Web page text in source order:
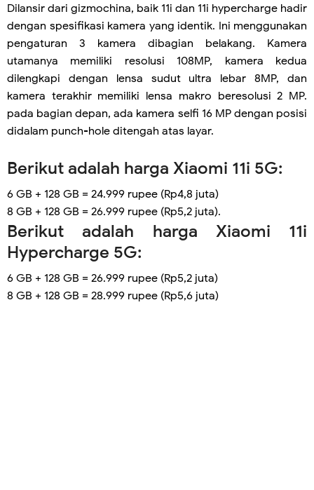
Dilansir dari gizmochina, baik 11i dan 11i hypercharge hadir
dengan spesifikasi kamera yang identik. Ini menggunakan
pengaturan 3 kamera dibagian belakang. Kamera
utamanya memiliki resolusi 108MP, kamera kedua
dilengkapi dengan lensa sudut ultra lebar 8MP, dan
kamera terakhir memiliki lensa makro beresolusi 2 MP.
pada bagian depan, ada kamera selfi 16 MP dengan posisi
didalam punch-hole ditengah atas layar.
Berikut adalah harga Xiaomi 11i 5G:
6 GB + 128 GB = 24.999 rupee (Rp4,8 juta)
8 GB + 128 GB = 26.999 rupee (Rp5,2 juta).
Berikut adalah harga Xiaomi 11i
Hypercharge 5G:
6 GB + 128 GB = 26.999 rupee (Rp5,2 juta)
8 GB + 128 GB = 28.999 rupee (Rp5,6 juta)